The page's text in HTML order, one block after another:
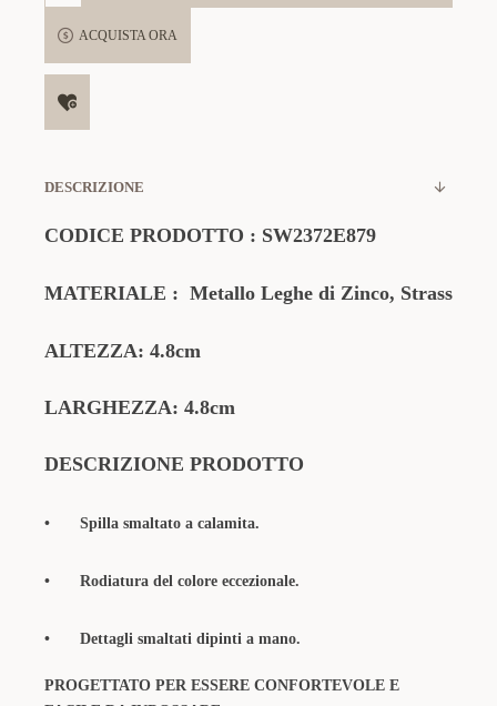
ACQUISTA ORA
DESCRIZIONE
CODICE PRODOTTO : SW2372E879
MATERIALE : Metallo Leghe di Zinco, Strass
ALTEZZA: 4.8cm
LARGHEZZA: 4.8cm
DESCRIZIONE PRODOTTO
• Spilla smaltato a calamita.
• Rodiatura del colore eccezionale.
• Dettagli smaltati dipinti a mano.
PROGETTATO PER ESSERE CONFORTEVOLE E